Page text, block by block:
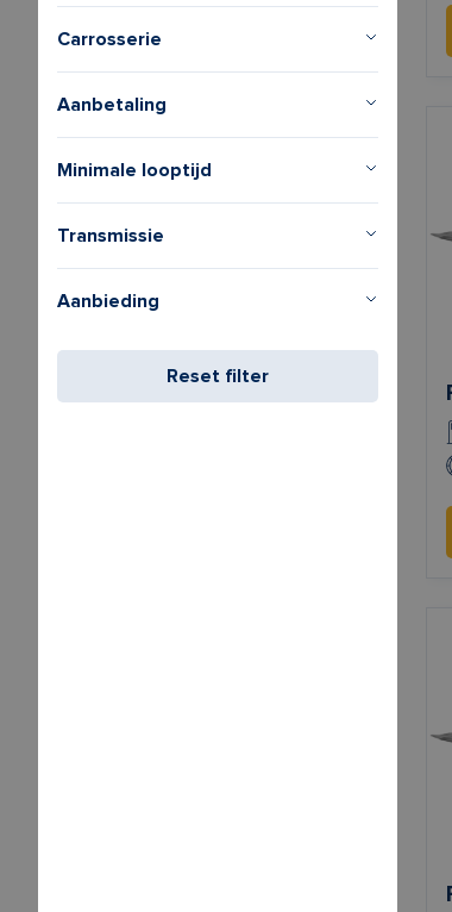
Carrosserie
Aanbetaling
Minimale looptijd
Transmissie
Aanbieding
Reset filter